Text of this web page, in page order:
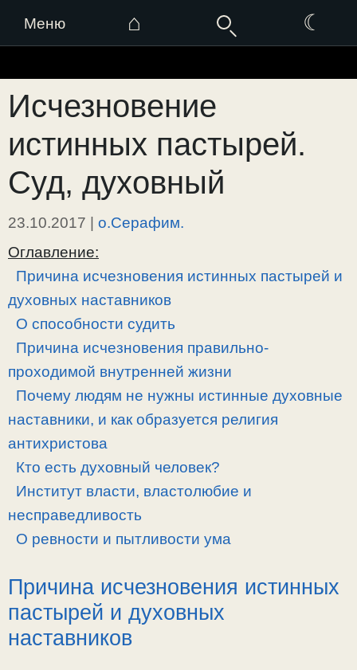
Меню ⌂ ☾
к
содержимому
Исчезновение
истинных пастырей.
Суд, духовный
23.10.2017 | о.Серафим.
Оглавление:
Причина исчезновения истинных пастырей и
духовных наставников
О способности судить
Причина исчезновения правильно-
проходимой внутренней жизни
Почему людям не нужны истинные духовные
наставники, и как образуется религия
антихристова
Кто есть духовный человек?
Институт власти, властолюбие и
несправедливость
О ревности и пытливости ума
Причина исчезновения истинных
пастырей и духовных
наставников